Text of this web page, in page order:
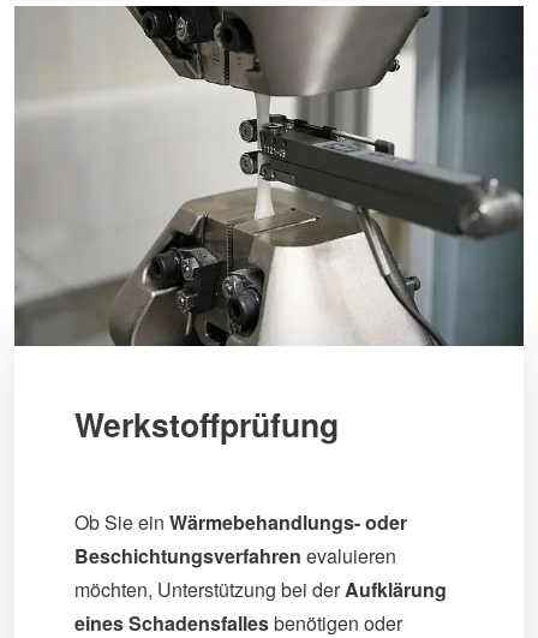
Werkstoffprüfung
Ob Sie ein Wärmebehandlungs- oder
Beschichtungsverfahren evaluieren
möchten, Unterstützung bei derAufklärung
eines Schadensfallesbenötigen oder